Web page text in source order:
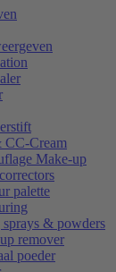
Cream
Make-up
palette
& powders
remover
poeder